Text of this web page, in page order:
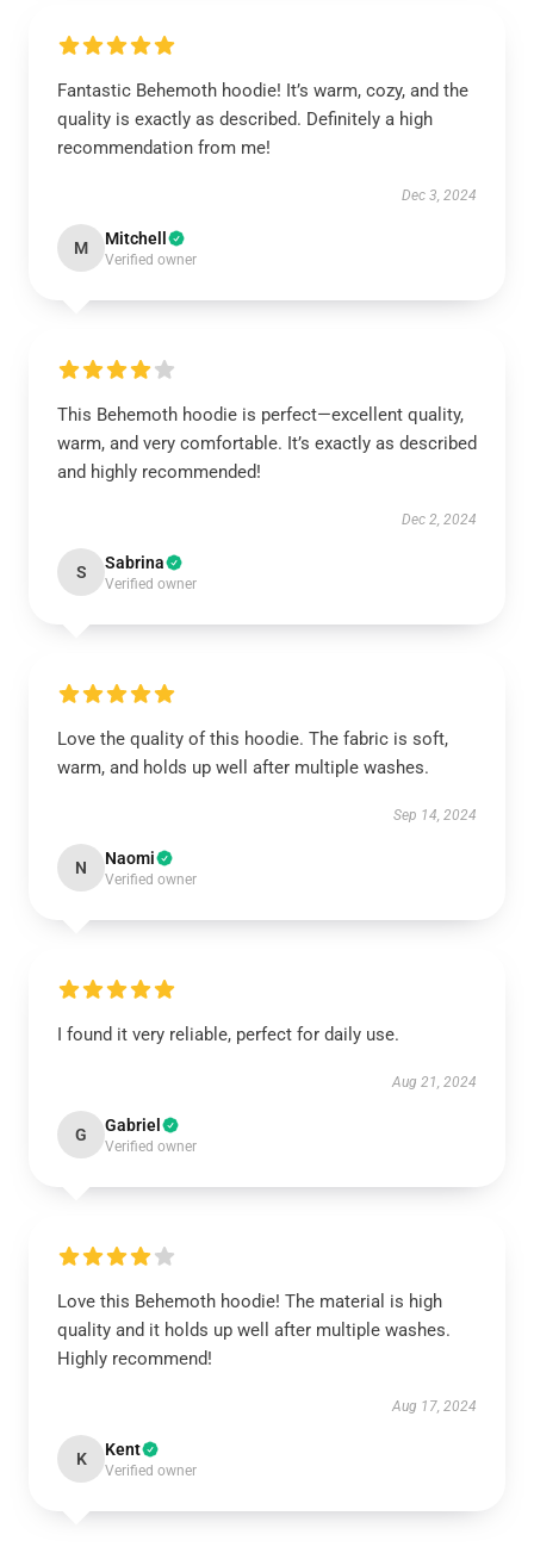
Fantastic Behemoth hoodie! It’s warm, cozy, and the
quality is exactly as described. Definitely a high
recommendation from me!
Dec 3, 2024
M Mitchell
Verified owner
This Behemoth hoodie is perfect—excellent quality,
warm, and very comfortable. It’s exactly as described
and highly recommended!
Dec 2, 2024
S Sabrina
Verified owner
Love the quality of this hoodie. The fabric is soft,
warm, and holds up well after multiple washes.
Sep 14, 2024
N Naomi
Verified owner
I found it very reliable, perfect for daily use.
Aug 21, 2024
G Gabriel
Verified owner
Love this Behemoth hoodie! The material is high
quality and it holds up well after multiple washes.
Highly recommend!
Aug 17, 2024
K Kent
Verified owner